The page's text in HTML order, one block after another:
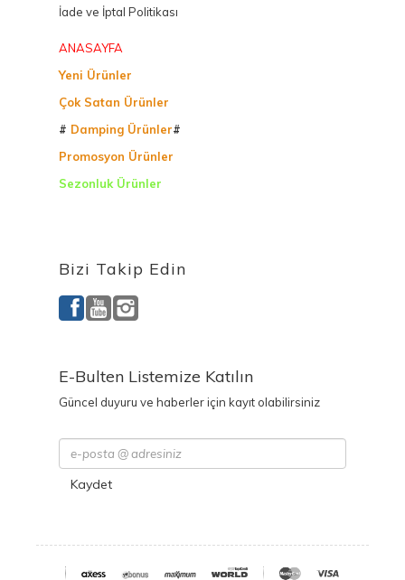
İade ve İptal Politikası
ANASAYFA
Yeni Ürünler
Çok Satan Ürünler
# Damping Ürünler#
Promosyon Ürünler
Sezonluk Ürünler
Bizi Takip Edin
E-Bulten Listemize Katılın
Güncel duyuru ve haberler için kayıt olabilirsiniz
Kaydet